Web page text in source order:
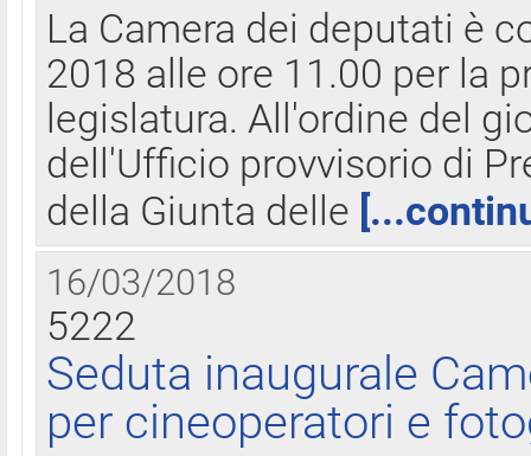
La Camera dei deputati è
2018 alle ore 11.00 per la
legislatura. All'ordine del
dell'Ufficio provvisorio di
della Giunta delle
16/03/2018
5222
Seduta inaugurale
per cineoperatori e